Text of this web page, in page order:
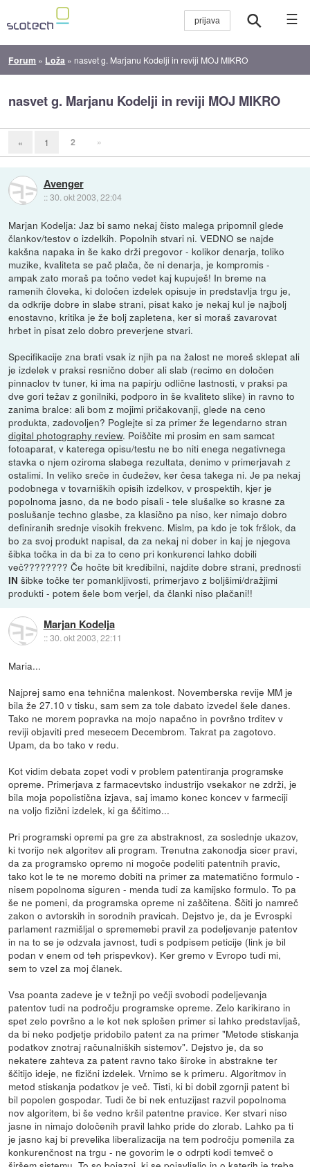
☰
Forum » Loža » nasvet g. Marjanu Kodelji in reviji MOJ MIKRO
nasvet g. Marjanu Kodelji in reviji MOJ MIKRO
« 1 2 »
Avenger
::30. okt 2003, 22:04
Marjan Kodelja: Jaz bi samo nekaj čisto malega pripomnil glede
člankov/testov o izdelkih. Popolnih stvari ni. VEDNO se najde
kakšna napaka in še kako drži pregovor - kolikor denarja, toliko
muzike, kvaliteta se pač plača, če ni denarja, je kompromis -
ampak zato moraš pa točno vedet kaj kupuješ! In breme na
ramenih človeka, ki določen izdelek opisuje in predstavlja trgu je,
da odkrije dobre in slabe strani, pisat kako je nekaj kul je najbolj
enostavno, kritika je že bolj zapletena, ker si moraš zavarovat
hrbet in pisat zelo dobro preverjene stvari.
Specifikacije zna brati vsak iz njih pa na žalost ne moreš sklepat ali
je izdelek v praksi resnično dober ali slab (recimo en določen
pinnaclov tv tuner, ki ima na papirju odlične lastnosti, v praksi pa
dve gori težav z gonilniki, podporo in še kvaliteto slike) in ravno to
zanima bralce: ali bom z mojimi pričakovanji, glede na ceno
produkta, zadovoljen? Poglejte si za primer že legendarno stran
digital photography review. Poiščite mi prosim en sam samcat
fotoaparat, v katerega opisu/testu ne bo niti enega negativnega
stavka o njem oziroma slabega rezultata, denimo v primerjavah z
ostalimi. In veliko sreče in čudežev, ker česa takega ni. Je pa nekaj
podobnega v tovarniških opisih izdelkov, v prospektih, kjer je
popolnoma jasno, da ne bodo pisali - tele slušalke so krasne za
poslušanje techno glasbe, za klasično pa niso, ker nimajo dobro
definiranih srednje visokih frekvenc. Mislm, pa kdo je tok fršlok, da
bo za svoj produkt napisal, da za nekaj ni dober in kaj je njegova
šibka točka in da bi za to ceno pri konkurenci lahko dobili
več???????? Če hočte bit kredibilni, najdite dobre strani, prednosti
IN šibke točke ter pomankljivosti, primerjavo z boljšimi/dražjimi
produkti - potem šele bom verjel, da članki niso plačani!!
Marjan Kodelja
::30. okt 2003, 22:11
Maria...
Najprej samo ena tehnična malenkost. Novemberska revije MM je
bila že 27.10 v tisku, sam sem za tole dabato izvedel šele danes.
Tako ne morem popravka na mojo napačno in površno trditev v
reviji objaviti pred mesecem Decembrom. Takrat pa zagotovo.
Upam, da bo tako v redu.
Kot vidim debata zopet vodi v problem patentiranja programske
opreme. Primerjava z farmacevtsko industrijo vsekakor ne zdrži, je
bila moja popolistična izjava, saj imamo konec koncev v farmeciji
na voljo fizični izdelek, ki ga ščitimo...
Pri programski opremi pa gre za abstraknost, za soslednje ukazov,
ki tvorijo nek algoritev ali program. Trenutna zakonodja sicer pravi,
da za programsko opremo ni mogoče podeliti patentnih pravic,
tako kot le te ne moremo dobiti na primer za matematično formulo -
nisem popolnoma siguren - menda tudi za kamijsko formulo. To pa
še ne pomeni, da programska opreme ni zaščitena. Ščiti jo namreč
zakon o avtorskih in sorodnih pravicah. Dejstvo je, da je Evrospki
parlament razmišljal o sprememebi pravil za podeljevanje patentov
in na to se je odzvala javnost, tudi s podpisem peticije (link je bil
podan v enem od teh prispevkov). Ker gremo v Evropo tudi mi,
sem to vzel za moj članek.
Vsa poanta zadeve je v težnji po večji svobodi podeljevanja
patentov tudi na področju programske opreme. Zelo karikirano in
spet zelo površno a le kot nek splošen primer si lahko predstavljaš,
da bi neko podjetje pridobilo patent za na primer "Metode stiskanja
podatkov znotraj računalniških sistemov". Dejstvo je, da so
nekatere zahteva za patent ravno tako široke in abstrakne ter
ščitijo ideje, ne fizični izdelek. Vrnimo se k primeru. Algoritmov in
metod stiskanja podatkov je več. Tisti, ki bi dobil zgornji patent bi
bil popolen gospodar. Tudi če bi nek entuzijast razvil popolnoma
nov algoritem, bi še vedno kršil patentne pravice. Ker stvari niso
jasne in nimajo določenih pravil lahko pride do zlorab. Lahko pa ti
je jasno kaj bi prevelika liberalizacija na tem področju pomenila za
konkurenčnost na trgu - ne govorim le o odrpti kodi temveč o